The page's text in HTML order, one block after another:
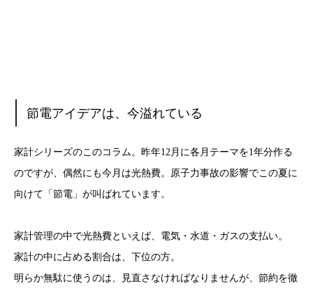
節電アイデアは、今溢れている
家計シリーズのこのコラム。昨年12月に各月テーマを1年分作る
のですが、偶然にも今月は光熱費。原子力事故の影響でこの夏に
向けて「節電」が叫ばれています。
家計管理の中で光熱費といえば、電気・水道・ガスの支払い。
家計の中に占める割合は、下位の方。
明らか無駄に使うのは、見直さなければなりませんが、節約を徹